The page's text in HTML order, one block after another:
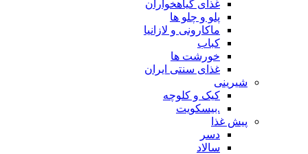
غذای گیاهخواران
پلو و چلو ها
ماکارونی و لازانیا
کباب
خورشت ها
غذای سنتی ایران
شیرینی
کیک و کلوچه
.بیسکویت
پیش غذا
دسر
سالاد